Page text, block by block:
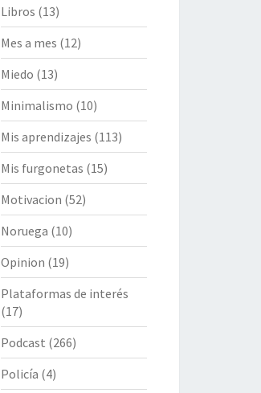
Libros (13)
Mes a mes (12)
Miedo (13)
Minimalismo (10)
Mis aprendizajes (113)
Mis furgonetas (15)
Motivacion (52)
Noruega (10)
Opinion (19)
Plataformas de interés
(17)
Podcast (266)
Policía (4)